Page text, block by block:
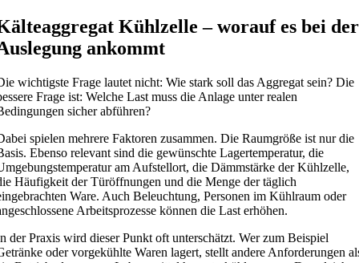
Kühlzelle – worauf es bei der
ankommt
wichtigste Frage lautet nicht: Wie stark soll das Aggregat sein? Die
Frage ist: Welche Last muss die Anlage unter realen
sicher abführen?
spielen mehrere Faktoren zusammen. Die Raumgröße ist nur die
Ebenso relevant sind die gewünschte Lagertemperatur, die
am Aufstellort, die Dämmstärke der Kühlzelle,
Häufigkeit der Türöffnungen und die Menge der täglich
Ware. Auch Beleuchtung, Personen im Kühlraum oder
Arbeitsprozesse können die Last erhöhen.
der Praxis wird dieser Punkt oft unterschätzt. Wer zum Beispiel
oder vorgekühlte Waren lagert, stellt andere Anforderungen